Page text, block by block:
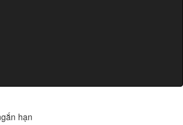
hạn